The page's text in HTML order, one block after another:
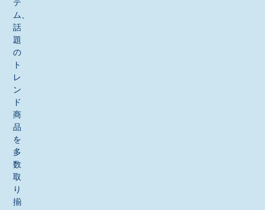
テ
ム、
話
題
の
ト
レ
ン
ド
商
品
を
多
数
取
り
揃